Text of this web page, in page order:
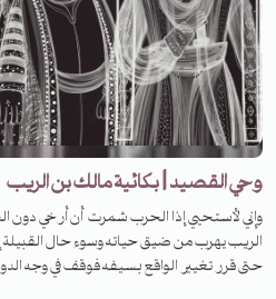
وحي القصيد | بكائية مالك بن الريب
وإني لأستحيي إذا الحرب شمرت أن أرخي
الريب يهرب من ضيق حياته وسوء حال القبيلة
حتى قرر تغيير الواقع بسيفه فوقف في وجه